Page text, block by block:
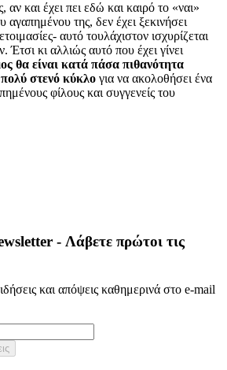
και έχει πει εδώ και καιρό το «ναι»
της, δεν έχει ξεκινήσει
αυτό τουλάχιστον ισχυρίζεται
Έτσι κι αλλιώς αυτό που έχει γίνει
θα είναι κατά πάσα πιθανότητα
πολύ στενό κύκλο για να ακολοθήσει ένα
φίλους και συγγενείς του
- Λάβετε πρώτοι τις
και απόψεις καθημερινά στο e-mail